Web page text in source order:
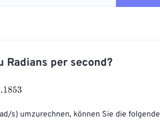
per second?
s) umzurechnen, können Sie die folgende